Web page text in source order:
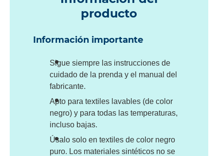
producto
Información importante
Sigue siempre las instrucciones de
cuidado de la prenda y el manual del
fabricante.
Apto para textiles lavables (de color
negro) y para todas las temperaturas,
incluso bajas.
Úsalo solo en textiles de color negro
puro. Los materiales sintéticos no se